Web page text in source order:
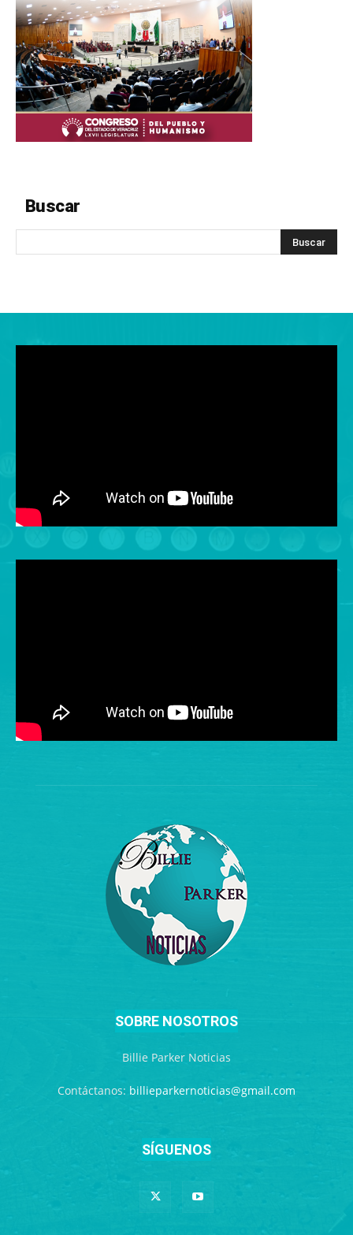
Buscar
SOBRE NOSOTROS
Billie Parker Noticias
Contáctanos: billieparkernoticias@gmail.com
SÍGUENOS